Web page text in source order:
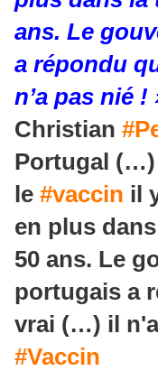
ans. Le
a répondu
n’a pas nié !
Christian
Portugal (…)
le #vaccin il
en plus
50 ans. Le
portugais a
vrai (…) il
#Vaccin